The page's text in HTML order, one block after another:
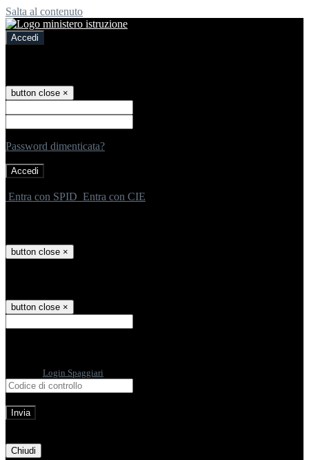
Salta al contenuto
Accedi
button close ×
Password dimenticata?
Entra con SPID Entra con CIE
button close ×
button close ×
Login Spaggiari
Chiudi